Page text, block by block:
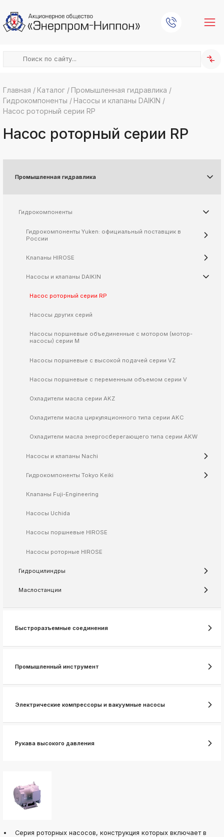
k
ksldkfjsdlfkjsls;ldfkgjsdl;kfkфыва
ksldkfjsdlfkjsls;ldfkgjsdl;kfkфыва
ksldkfjsdlfkjsls;ldfkgjsdl;kfkфыва
k
k
k
k
ksldkfjsdlfkjsls;ldfkgjsdl;kfkфыва
ksldkfjsdlfkjsls;ldfkgjsdl;kfkфыва
k
ksldkfjsdlfkjsls;ldfkgjsdl;kfkфыва
k
ksldkfjsdlfkjsls;ldfkgjsdl;kfkфыва
ksldkfjsdlfkjsls;ldfkgjsdl;kfkфыва
k
k
ksldkfjsdlfkjsls;ldfkgjsdl;kfkфыва
ksldkfjsdlfkjsls;ldfkgjsdl;kfkфыва
k
k
ksldkfjsdlfkjsls;ldfkgjsdl;kfkфыва
ksldkfjsdlfkjsls;ldfkgjsdl;kfkфыва
Главная / Каталог / Промышленная гидравлика /
Гидрокомпоненты / Насосы и клапаны DAIKIN /
Насос роторный серии RP
Насос роторный серии RP
Промышленная гидравлика
Гидрокомпоненты
Гидрокомпоненты Yuken: официальный поставщик в
России
Клапаны HIROSE
Насосы и клапаны DAIKIN
Насос роторный серии RP
Насосы других серий
Насосы поршневые объединенные с мотором (мотор-
насосы) серии M
Насосы поршневые с высокой подачей серии VZ
Насосы поршневые с переменным объемом серии V
Охладители масла серии AKZ
Охладители масла циркуляционного типа серии AKC
Охладители масла энергосберегающего типа серии AKW
Насосы и клапаны Nachi
Гидрокомпоненты Tokyo Keiki
Клапаны Fuji-Engineering
Насосы Uchida
Насосы поршневые HIROSE
Насосы роторные HIROSE
Гидроцилиндры
Маслостанции
Быстроразъемные соединения
Промышленный инструмент
Электрические компрессоры и вакуумные насосы
Рукава высокого давления
• Серия роторных насосов, конструкция которых включает в